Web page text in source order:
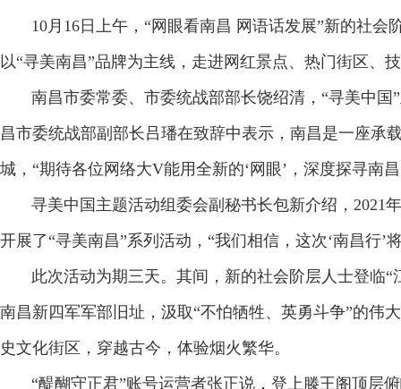
10月16日上午，“网眼看南昌 网语话发展”新的社会
以“寻美南昌”品牌为主线，走进网红景点、热门街区、
南昌市委常委、市委统战部部长饶绍清，“寻美中国”
昌市委统战部副部长吕璠在致辞中表示，南昌是一座承
城，“期待各位网络大V能用全新的‘网眼’，深度探寻
寻美中国主题活动组委会副秘书长包新介绍，2021年
开展了“寻美南昌”系列活动，“我们相信，这次‘南昌行
此次活动为期三天。其间，新的社会阶层人士登临“
南昌新四军军部旧址，汲取“不怕牺牲、英勇斗争”的伟
史文化街区，穿越古今，体验烟火繁华。
“醍醐守正君”账号运营者张正说，登上滕王阁顶层俯